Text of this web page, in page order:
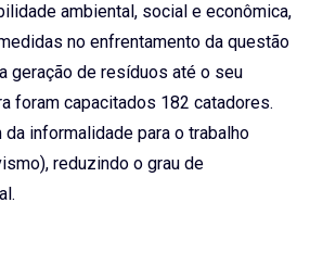
ambiental, social e econômica,
no enfrentamento da questão
geração de resíduos até o seu
foram capacitados 182 catadores.
da informalidade para o trabalho
reduzindo o grau de